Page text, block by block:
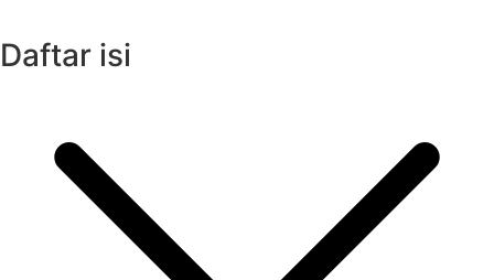
Daftar isi